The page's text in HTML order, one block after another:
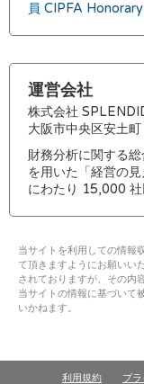
員 CIPFA
運営会社
株式会社
大阪市中央区安土
財務分析に関する
を用いた「経営の
にわたり 15,000 社
当サイトを利用しての情報
て頂きますようにお願いい
されておりますが、その内
当サイトの情報に基づいて
いかねます。
利用規約 プ